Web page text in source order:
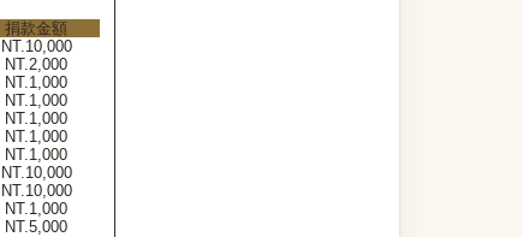
捐款金額
NT.10,000
NT.2,000
NT.1,000
NT.1,000
NT.1,000
NT.1,000
NT.1,000
NT.10,000
NT.10,000
NT.1,000
NT.5,000